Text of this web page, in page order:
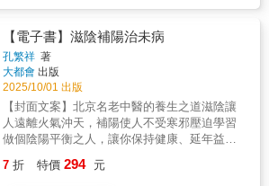
針對男性的三大關鍵期⎯⎯⎯男性三春，構築
性別與身體構造上的差異，意味著調養方式必
須因人而異；依據不同階段的需求養護臟腑，
改善體質，就能真正甦醒健康。▍生命節律與
養生關鍵：男性三春 × 女性三春◆男性三春(1)
轉大人期：第二性徵初現，首重筋骨與氣血調
理(2)射精期：照護陰莖，養護肝腎，注重養精
蓄銳(3)初衰期：濡養肝血，補足腎氣，遠離初
順氣血，身心安和自在(2)養胎坐月子期：孕育
【電子書】滋陰補陽治未病
孔繁祥 著
大都會 出版
2025/10/01 出版
【封面文案】北京名老中醫的養生之道滋陰讓
人遠離火氣沖天，補陽使人不受寒邪壓迫學習
做個陰陽平衡之人，讓你保持健康、延年益
7 折 特價 294 元